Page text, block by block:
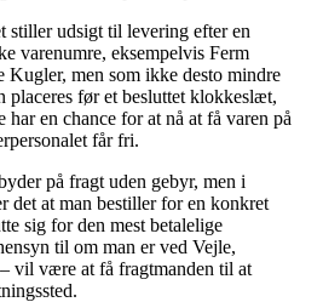
stiller udsigt til levering efter en
varenumre, eksempelvis Ferm
men som ikke desto mindre
placeres før et besluttet klokkeslæt,
har en chance for at nå at få varen på
får fri.
på fragt uden gebyr, men i
det at man bestiller for en konkret
sig for den mest betalelige
til om man er ved Vejle,
vil være at få fragtmanden til at